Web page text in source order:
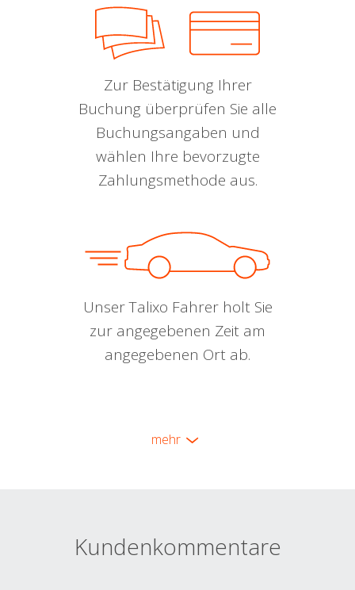
Zur Bestätigung Ihrer
Buchung überprüfen Sie alle
Buchungsangaben und
wählen Ihre bevorzugte
Zahlungsmethode aus.
Unser Talixo Fahrer holt Sie
zur angegebenen Zeit am
angegebenen Ort ab.
mehr
Kundenkommentare